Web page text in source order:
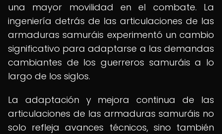
una mayor movilidad en el combate. La
ingeniería detrás de las articulaciones de las
armaduras samuráis experimentó un cambio
significativo para adaptarse a las demandas
cambiantes de los guerreros samuráis a lo
largo de los siglos.
La adaptación y mejora continua de las
articulaciones de las armaduras samuráis no
solo refleja avances técnicos, sino también